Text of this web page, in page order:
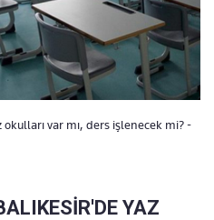
okulları var mı, ders işlenecek mi? -
YAZ